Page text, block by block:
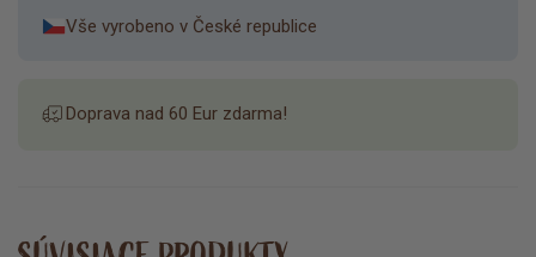
Vše vyrobeno v České republice
Doprava nad 60 Eur zdarma!